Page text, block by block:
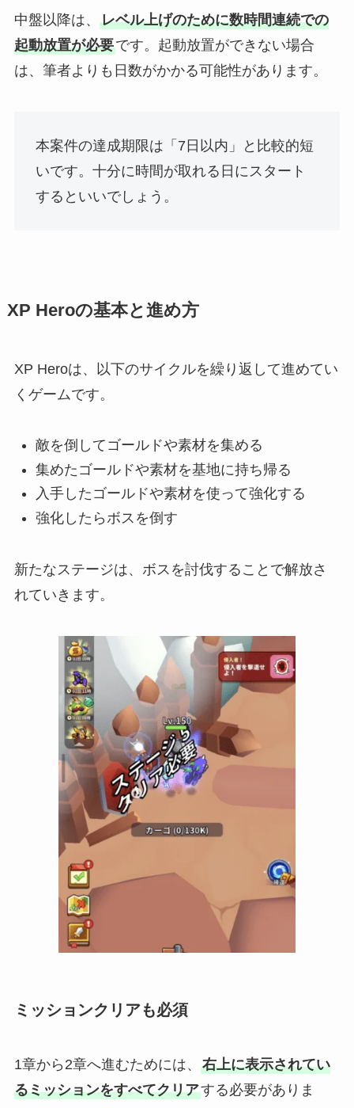
中盤以降は、 レベル上げのために数時間連続での
起動放置が必要です。起動放置ができない場合
は、筆者よりも日数がかかる可能性があります。
本案件の達成期限は「7日以内」と比較的短
いです。十分に時間が取れる日にスタート
するといいでしょう。
XP Heroの基本と進め方
XP Heroは、以下のサイクルを繰り返して進めてい
くゲームです。
敵を倒してゴールドや素材を集める
集めたゴールドや素材を基地に持ち帰る
入手したゴールドや素材を使って強化する
強化したらボスを倒す
新たなステージは、ボスを討伐することで解放さ
れていきます。
ミッションクリアも必須
1章から2章へ進むためには、 右上に表示されてい
るミッションをすべてクリアする必要がありま